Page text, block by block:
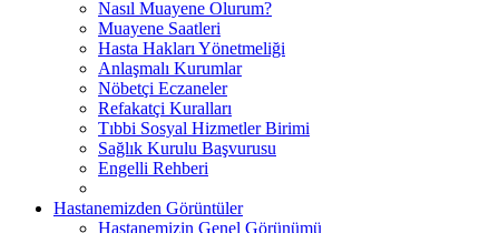
Nasıl Muayene Olurum?
Muayene Saatleri
Hasta Hakları Yönetmeliği
Anlaşmalı Kurumlar
Nöbetçi Eczaneler
Refakatçi Kuralları
Tıbbi Sosyal Hizmetler Birimi
Sağlık Kurulu Başvurusu
Engelli Rehberi
Hastanemizden Görüntüler
Hastanemizin Genel Görünümü